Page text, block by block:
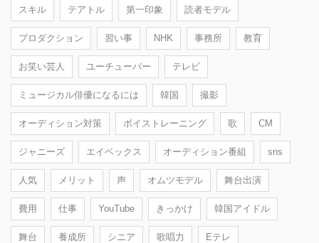
スキル テアトル 第一印象 読者モデル
プロダクション 習い事 NHK 事務所 教育
お笑い芸人 ユーチューバー テレビ
ミュージカル俳優になるには 韓国 撮影
オーディション対策 ボイストレーニング 歌 CM
ジャニーズ エイベックス オーディション番組 sns
人気 メリット 声 オムツモデル 舞台出演
費用 仕事 YouTube きっかけ 韓国アイドル
舞台 養成所 シニア 歌唱力 Eテレ